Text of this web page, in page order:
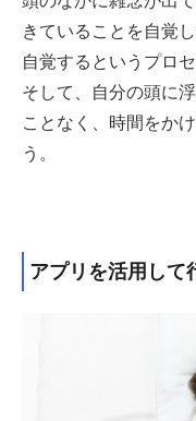
きていることを自覚
自覚するというプロ
そして、自分の頭に
ことなく、時間をか
う。
アプリを活用して